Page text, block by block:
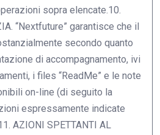
sopra elencate.10.
“Nextfuture” garantisce che il
secondo quanto
di accompagnamento, ivi
i files “ReadMe” e le note
on-line (di seguito la
espressamente indicate
AZIONI SPETTANTI AL